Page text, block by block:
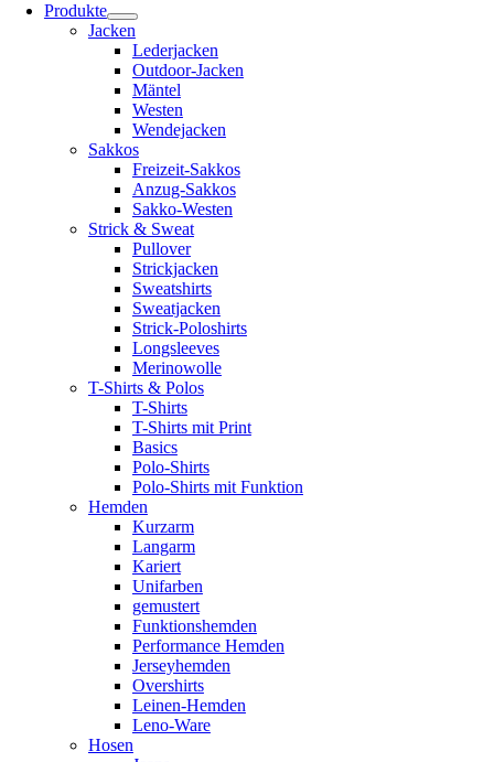
Produkte
Jacken
Lederjacken
Outdoor-Jacken
Mäntel
Westen
Wendejacken
Sakkos
Freizeit-Sakkos
Anzug-Sakkos
Sakko-Westen
Strick & Sweat
Pullover
Strickjacken
Sweatshirts
Sweatjacken
Strick-Poloshirts
Longsleeves
Merinowolle
T-Shirts & Polos
T-Shirts
T-Shirts mit Print
Basics
Polo-Shirts
Polo-Shirts mit Funktion
Hemden
Kurzarm
Langarm
Kariert
Unifarben
gemustert
Funktionshemden
Performance Hemden
Jerseyhemden
Overshirts
Leinen-Hemden
Leno-Ware
Hosen